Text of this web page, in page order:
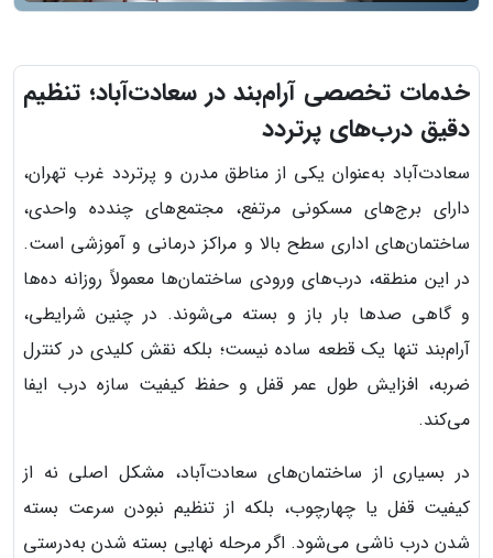
خدمات تخصصی آرام‌بند در سعادت‌آباد؛ تنظیم
دقیق درب‌های پرتردد
سعادت‌آباد به‌عنوان یکی از مناطق مدرن و پرتردد غرب تهران،
دارای برج‌های مسکونی مرتفع، مجتمع‌های چندده واحدی،
ساختمان‌های اداری سطح بالا و مراکز درمانی و آموزشی است.
در این منطقه، درب‌های ورودی ساختمان‌ها معمولاً روزانه ده‌ها
و گاهی صدها بار باز و بسته می‌شوند. در چنین شرایطی،
آرام‌بند تنها یک قطعه ساده نیست؛ بلکه نقش کلیدی در کنترل
ضربه، افزایش طول عمر قفل و حفظ کیفیت سازه درب ایفا
می‌کند.
در بسیاری از ساختمان‌های سعادت‌آباد، مشکل اصلی نه از
کیفیت قفل یا چهارچوب، بلکه از تنظیم نبودن سرعت بسته
شدن درب ناشی می‌شود. اگر مرحله نهایی بسته شدن به‌درستی